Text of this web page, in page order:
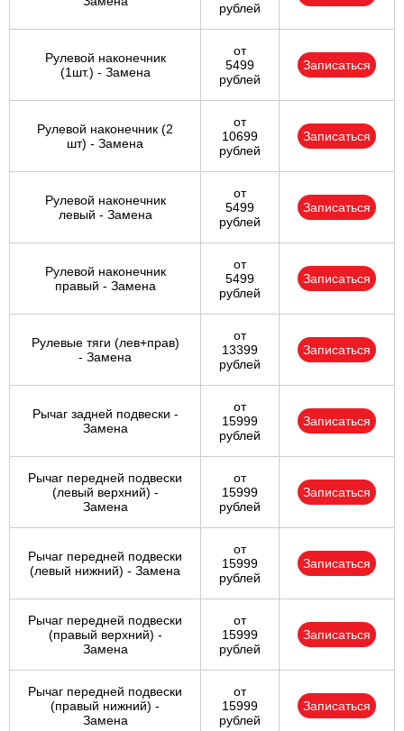
рублей
Рулевой наконечник
(1шт.) - Замена
от
5499
рублей
Записаться
Рулевой наконечник (2
шт) - Замена
от
10699
рублей
Записаться
Рулевой наконечник
левый - Замена
от
5499
рублей
Записаться
Рулевой наконечник
правый - Замена
от
5499
рублей
Записаться
Рулевые тяги (лев+прав)
- Замена
от
13399
рублей
Записаться
Рычаг задней подвески -
Замена
от
15999
рублей
Записаться
Рычаг передней подвески
(левый верхний) -
Замена
от
15999
рублей
Записаться
Рычаг передней подвески
(левый нижний) - Замена
от
15999
рублей
Записаться
Рычаг передней подвески
(правый верхний) -
Замена
от
15999
рублей
Записаться
Рычаг передней подвески
(правый нижний) -
Замена
от
15999
рублей
Записаться